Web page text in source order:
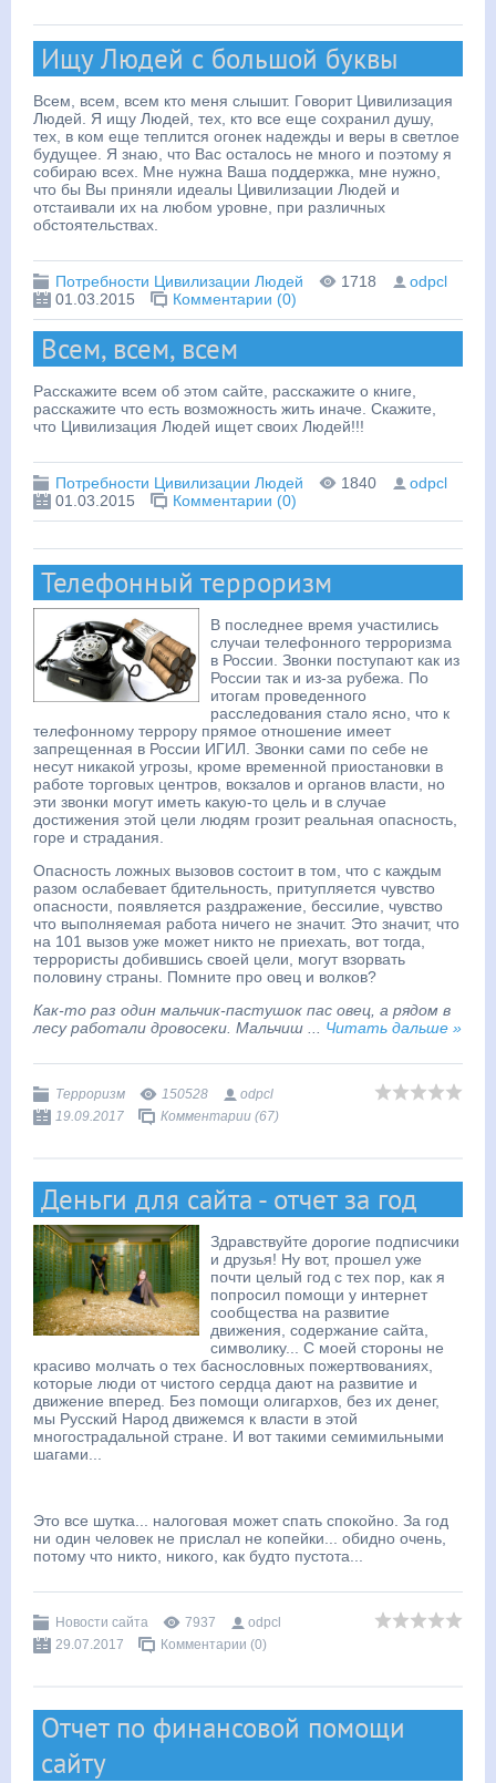
Ищу Людей с большой буквы
Всем, всем, всем кто меня слышит. Говорит Цивилизация
Людей. Я ищу Людей, тех, кто все еще сохранил душу,
тех, в ком еще теплится огонек надежды и веры в светлое
будущее. Я знаю, что Вас осталось не много и поэтому я
собираю всех. Мне нужна Ваша поддержка, мне нужно,
что бы Вы приняли идеалы Цивилизации Людей и
отстаивали их на любом уровне, при различных
обстоятельствах.
Потребности Цивилизации Людей 1718
odpcl
01.03.2015
Комментарии (0)
Всем, всем, всем
Расскажите всем об этом сайте, расскажите о книге,
расскажите что есть возможность жить иначе. Скажите,
что Цивилизация Людей ищет своих Людей!!!
Потребности Цивилизации Людей 1840
odpcl
01.03.2015
Комментарии (0)
Телефонный терроризм
В последнее время участились
случаи телефонного терроризма
в России. Звонки поступают как из
России так и из-за рубежа. По
итогам проведенного
расследования стало ясно, что к
телефонному террору прямое отношение имеет
запрещенная в России ИГИЛ. Звонки сами по себе не
несут никакой угрозы, кроме временной приостановки в
работе торговых центров, вокзалов и органов власти, но
эти звонки могут иметь какую-то цель и в случае
достижения этой цели людям грозит реальная опасность,
горе и страдания.
Опасность ложных вызовов состоит в том, что с каждым
разом ослабевает бдительность, притупляется чувство
опасности, появляется раздражение, бессилие, чувство
что выполняемая работа ничего не значит. Это значит, что
на 101 вызов уже может никто не приехать, вот тогда,
террористы добившись своей цели, могут взорвать
половину страны. Помните про овец и волков?
Как-то раз один мальчик-пастушок пас овец, а рядом в
лесу работали дровосеки. Мальчиш ... Читать дальше »
Терроризм 150528
odpcl
19.09.2017
Комментарии (67)
Деньги для сайта - отчет за год
Здравствуйте дорогие подписчики
и друзья! Ну вот, прошел уже
почти целый год с тех пор, как я
попросил помощи у интернет
сообщества на развитие
движения, содержание сайта,
символику... С моей стороны не
красиво молчать о тех баснословных пожертвованиях,
которые люди от чистого сердца дают на развитие и
движение вперед. Без помощи олигархов, без их денег,
мы Русский Народ движемся к власти в этой
многострадальной стране. И вот такими семимильными
шагами...
Это все шутка... налоговая может спать спокойно. За год
ни один человек не прислал не копейки... обидно очень,
потому что никто, никого, как будто пустота...
Новости сайта 7937
odpcl
29.07.2017
Комментарии (0)
Отчет по финансовой помощи
сайту